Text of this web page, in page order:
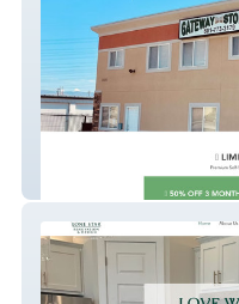
Gatewatystorage